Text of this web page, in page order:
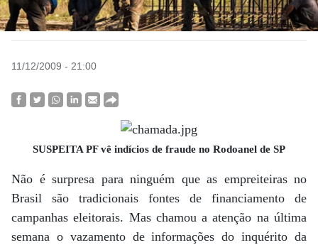
11/12/2009 - 21:00
SUSPEITA PF vê indícios de fraude no Rodoanel de SP
Não é surpresa para ninguém que as empreiteiras no
Brasil são tradicionais fontes de financiamento de
campanhas eleitorais. Mas chamou a atenção na última
semana o vazamento de informações do inquérito da